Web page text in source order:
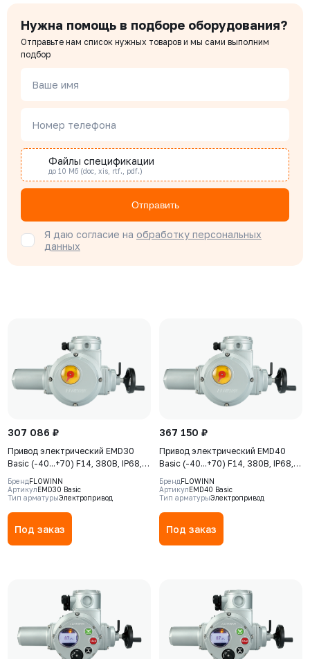
Нужна помощь в подборе оборудования?
Отправьте нам список нужных товаров и мы сами выполним
подбор
Ваше имя
Номер телефона
Файлы спецификации
до 10 Мб (doc, xis, rtf., pdf.)
Отправить
Я даю согласие на обработку персональных
данных
307 086 ₽
Привод электрический EMD30
Basic (-40...+70) F14, 380В, IP68,
S2-15min
БрендFLOWINN
АртикулEMD30 Basic
Тип арматурыЭлектропривод
Под заказ
367 150 ₽
Привод электрический EMD40
Basic (-40...+70) F14, 380В, IP68,
S2-15min
БрендFLOWINN
АртикулEMD40 Basic
Тип арматурыЭлектропривод
Под заказ